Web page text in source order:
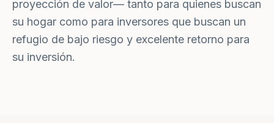
proyección de valor— tanto para quienes buscan
su hogar como para inversores que buscan un
refugio de bajo riesgo y excelente retorno para
su inversión.